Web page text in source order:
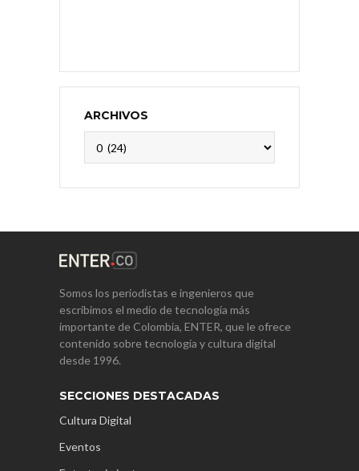
ARCHIVOS
Somos los periodistas e ingenieros que
escribimos el medio de tecnología más
importante de Colombia, ENTER, que le ofrece
contenido sobre tecnología y cultura digital
desde 1996.
SECCIONES DESTACADAS
Cultura Digital
Eventos